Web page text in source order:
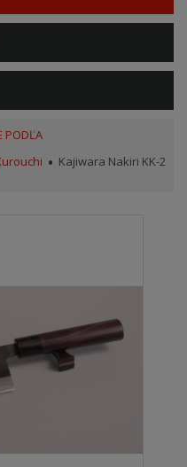
PODĽA
Kajiwara Nakiri KK-2